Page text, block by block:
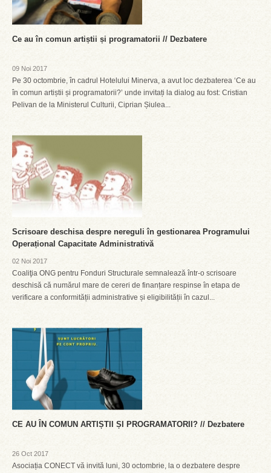
Ce au în comun artiștii și programatorii // Dezbatere
09 Noi 2017
Pe 30 octombrie, în cadrul Hotelului Minerva, a avut loc dezbaterea ‘Ce au
în comun artiștii și programatorii?’ unde invitați la dialog au fost: Cristian
Pelivan de la Ministerul Culturii, Ciprian Șiulea...
Scrisoare deschisa despre nereguli în gestionarea Programului
Operațional Capacitate Administrativă
02 Noi 2017
Coaliţia ONG pentru Fonduri Structurale semnalează într-o scrisoare
deschisă că numărul mare de cereri de finanțare respinse în etapa de
verificare a conformității administrative și eligibilității în cazul...
CE AU ÎN COMUN ARTIȘTII ȘI PROGRAMATORII? // Dezbatere
26 Oct 2017
Asociația CONECT vă invită luni, 30 octombrie, la o dezbatere despre